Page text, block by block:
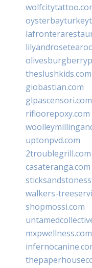
theslushkids.com
giobastian.com
glpascensori.com
rifloorepoxy.com
uptonpvd.com
2troublegrill.com
casateranga.com
walkers-
shopmossi.com
mxpwellness.com